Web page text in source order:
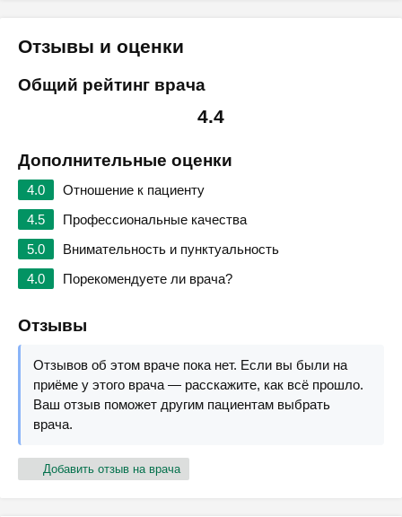
Отзывы и оценки
Общий рейтинг врача
4.4
Дополнительные оценки
4.0
Отношение к пациенту
4.5
Профессиональные качества
5.0
Внимательность и пунктуальность
4.0
Порекомендуете ли врача?
Отзывы
Отзывов об этом враче пока нет. Если вы были на
приёме у этого врача — расскажите, как всё прошло.
Ваш отзыв поможет другим пациентам выбрать
врача.
Добавить отзыв на врача